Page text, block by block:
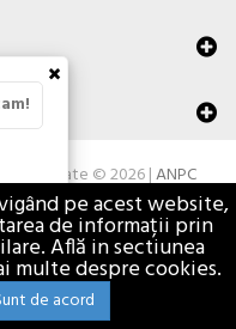
rezervate © 2026 |ANPC
- Vasion.ro
pe acest website,
de informații prin
Află in sectiunea
multe despre cookies.
de acord
×